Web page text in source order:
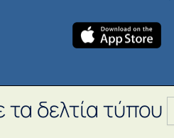
τα δελτία τύπου